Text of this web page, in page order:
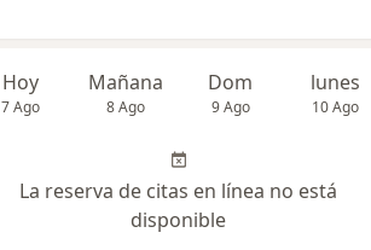
Hoy
7 Ago
Mañana
8 Ago
Dom
9 Ago
lunes
10 Ago
La reserva de citas en línea no está
disponible